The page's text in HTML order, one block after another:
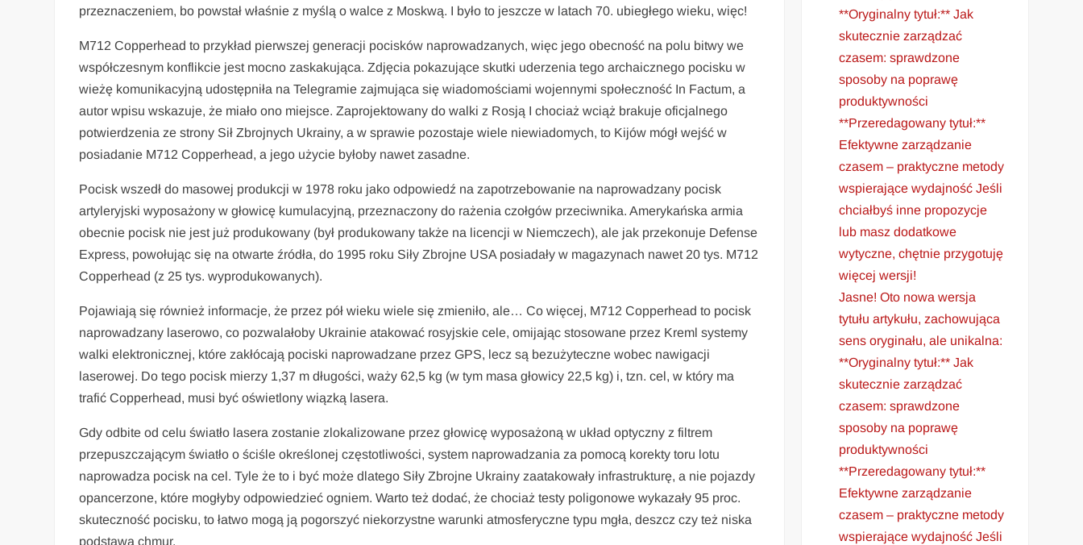
przeznaczeniem, bo powstał właśnie z myślą o walce z Moskwą. I było to jeszcze w latach 70. ubiegłego wieku, więc!
M712 Copperhead to przykład pierwszej generacji pocisków naprowadzanych, więc jego obecność na polu bitwy we
współczesnym konflikcie jest mocno zaskakująca. Zdjęcia pokazujące skutki uderzenia tego archaicznego pocisku w
wieżę komunikacyjną udostępniła na Telegramie zajmująca się wiadomościami wojennymi społeczność In Factum, a
autor wpisu wskazuje, że miało ono miejsce. Zaprojektowany do walki z Rosją I chociaż wciąż brakuje oficjalnego
potwierdzenia ze strony Sił Zbrojnych Ukrainy, a w sprawie pozostaje wiele niewiadomych, to Kijów mógł wejść w
posiadanie M712 Copperhead, a jego użycie byłoby nawet zasadne.
Pocisk wszedł do masowej produkcji w 1978 roku jako odpowiedź na zapotrzebowanie na naprowadzany pocisk
artyleryjski wyposażony w głowicę kumulacyjną, przeznaczony do rażenia czołgów przeciwnika. Amerykańska armia
obecnie pocisk nie jest już produkowany (był produkowany także na licencji w Niemczech), ale jak przekonuje Defense
Express, powołując się na otwarte źródła, do 1995 roku Siły Zbrojne USA posiadały w magazynach nawet 20 tys. M712
Copperhead (z 25 tys. wyprodukowanych).
Pojawiają się również informacje, że przez pół wieku wiele się zmieniło, ale… Co więcej, M712 Copperhead to pocisk
naprowadzany laserowo, co pozwalałoby Ukrainie atakować rosyjskie cele, omijając stosowane przez Kreml systemy
walki elektronicznej, które zakłócają pociski naprowadzane przez GPS, lecz są bezużyteczne wobec nawigacji
laserowej. Do tego pocisk mierzy 1,37 m długości, waży 62,5 kg (w tym masa głowicy 22,5 kg) i, tzn. cel, w który ma
trafić Copperhead, musi być oświetlony wiązką lasera.
Gdy odbite od celu światło lasera zostanie zlokalizowane przez głowicę wyposażoną w układ optyczny z filtrem
przepuszczającym światło o ściśle określonej częstotliwości, system naprowadzania za pomocą korekty toru lotu
naprowadza pocisk na cel. Tyle że to i być może dlatego Siły Zbrojne Ukrainy zaatakowały infrastrukturę, a nie pojazdy
opancerzone, które mogłyby odpowiedzieć ogniem. Warto też dodać, że chociaż testy poligonowe wykazały 95 proc.
skuteczność pocisku, to łatwo mogą ją pogorszyć niekorzystne warunki atmosferyczne typu mgła, deszcz czy też niska
podstawa chmur.
**Oryginalny tytuł:** Jak
skutecznie zarządzać
czasem: sprawdzone
sposoby na poprawę
produktywności
**Przeredagowany tytuł:**
Efektywne zarządzanie
czasem – praktyczne metody
wspierające wydajność Jeśli
chciałbyś inne propozycje
lub masz dodatkowe
wytyczne, chętnie przygotuję
więcej wersji!
Jasne! Oto nowa wersja
tytułu artykułu, zachowująca
sens oryginału, ale unikalna:
**Oryginalny tytuł:** Jak
skutecznie zarządzać
czasem: sprawdzone
sposoby na poprawę
produktywności
**Przeredagowany tytuł:**
Efektywne zarządzanie
czasem – praktyczne metody
wspierające wydajność Jeśli